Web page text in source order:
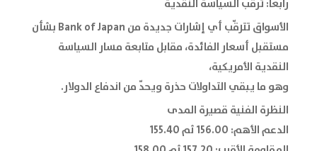
رابعاً: ترقّب السياسة النقدية
الأسواق تترقّب أي إشارات جديدة من Bank of Japan بشأن
مستقبل أسعار الفائدة، مقابل متابعة مسار السياسة
النقدية الأمريكية،
وهو ما يبقي التداولات حذرة ويحدّ من اندفاع الدولار.
النظرة الفنية قصيرة المدى
الدعم الأهم: 156.00 ثم 155.40